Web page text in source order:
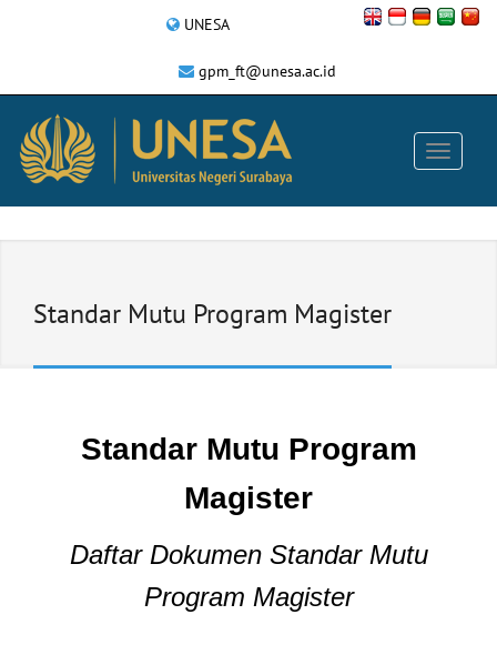
UNESA
gpm_ft@unesa.ac.id
Standar Mutu Program Magister
Standar Mutu Program
Magister
Daftar Dokumen Standar Mutu
Program Magister